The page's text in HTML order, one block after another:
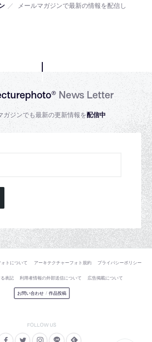
／
メールマガジンで最新の情報を配信し
News Letter
ガジンでも最新の更新情報を配信中
トについて アーキテクチャーフォト規約 プライバシーポリシー
表記 利用者情報の外部送信について 広告掲載について
お問い合わせ / 作品投稿